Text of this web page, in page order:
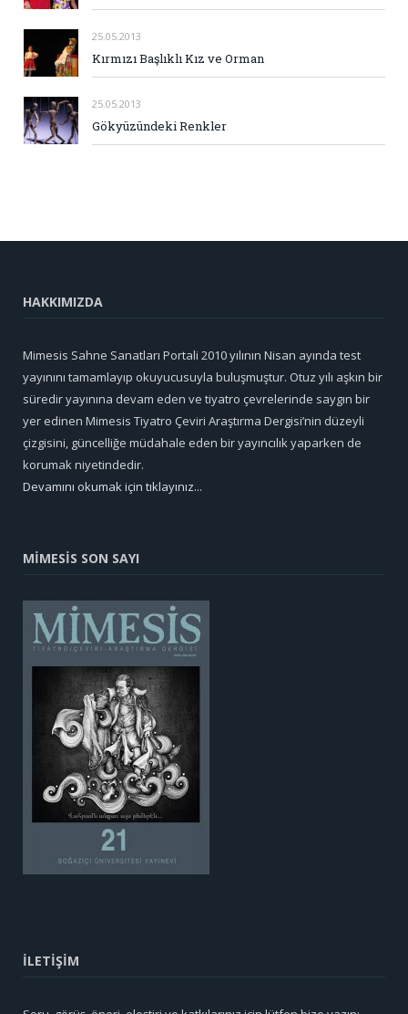
25.05.2013
Kırmızı Başlıklı Kız ve Orman
25.05.2013
Gökyüzündeki Renkler
HAKKIMIZDA
Mimesis Sahne Sanatları Portali 2010 yılının Nisan ayında test
yayınını tamamlayıp okuyucusuyla buluşmuştur. Otuz yılı aşkın bir
süredir yayınına devam eden ve tiyatro çevrelerinde saygın bir
yer edinen Mimesis Tiyatro Çeviri Araştırma Dergisi’nin düzeyli
çizgisini, güncelliğe müdahale eden bir yayıncılık yaparken de
korumak niyetindedir.
Devamını okumak için tıklayınız...
MİMESİS SON SAYI
İLETİŞİM